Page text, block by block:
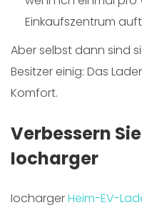
Einkaufszentrum
Aber selbst dann sind
Besitzer einig: Das
Komfort.
Verbessern
Iocharger
IochargerHeim-EV-